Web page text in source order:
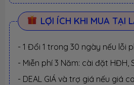
LỢI ÍCH KHI MUA TẠI
- 1 Đổi 1 trong 30 ngày nếu lỗi
- Miễn phí 3 Năm: cài đặt HĐH,
- DEAL GIÁ và trợ giá nếu giá